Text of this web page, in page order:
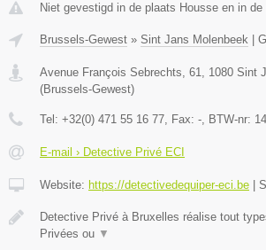
Niet gevestigd in de plaats Housse en in
Brussels-Gewest » Sint Jans Molenbeek
Avenue François Sebrechts, 61, 1080 Sint
(Brussels-Gewest)
Tel: +32(0) 471 55 16 77, Fax: -, BTW-nr:
E-mail › Detective Privé ECI
Website: https://detectivedequiper-eci.be
Detective Privé à Bruxelles réalise tout
Privées ou ▼